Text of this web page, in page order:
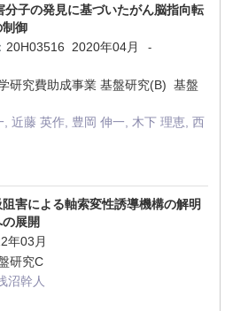
子の発見に基づいたがん脳指向転
制御
20H03516 2020年04月 -
研究費助成事業 基盤研究(B) 基盤
, 近藤 英作, 豊岡 伸一, 木下 理恵, 西
害による軸索変性誘導機構の解明
展開
年03月
研究C
沼幹人